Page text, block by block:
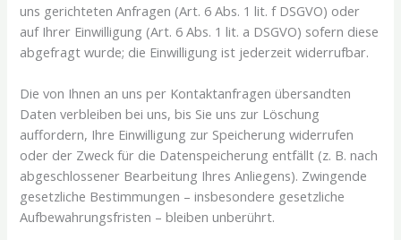
uns gerichteten Anfragen (Art. 6 Abs. 1 lit. f DSGVO) oder
auf Ihrer Einwilligung (Art. 6 Abs. 1 lit. a DSGVO) sofern diese
abgefragt wurde; die Einwilligung ist jederzeit widerrufbar.
Die von Ihnen an uns per Kontaktanfragen übersandten
Daten verbleiben bei uns, bis Sie uns zur Löschung
auffordern, Ihre Einwilligung zur Speicherung widerrufen
oder der Zweck für die Datenspeicherung entfällt (z. B. nach
abgeschlossener Bearbeitung Ihres Anliegens). Zwingende
gesetzliche Bestimmungen – insbesondere gesetzliche
Aufbewahrungsfristen – bleiben unberührt.